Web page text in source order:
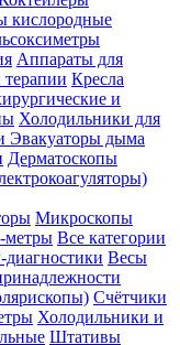
кислородные
Аппараты для
терапии Кресла
и
Холодильники для
Эвакуаторы дыма
Дерматоскопы
Микроскопы
метры Все категории
Весы
Счётчики
Холодильники и
Штативы